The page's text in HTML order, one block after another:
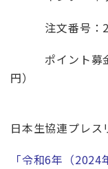
注文番号：
ポイント募
円）
日本生協連プレス
「令和6年（